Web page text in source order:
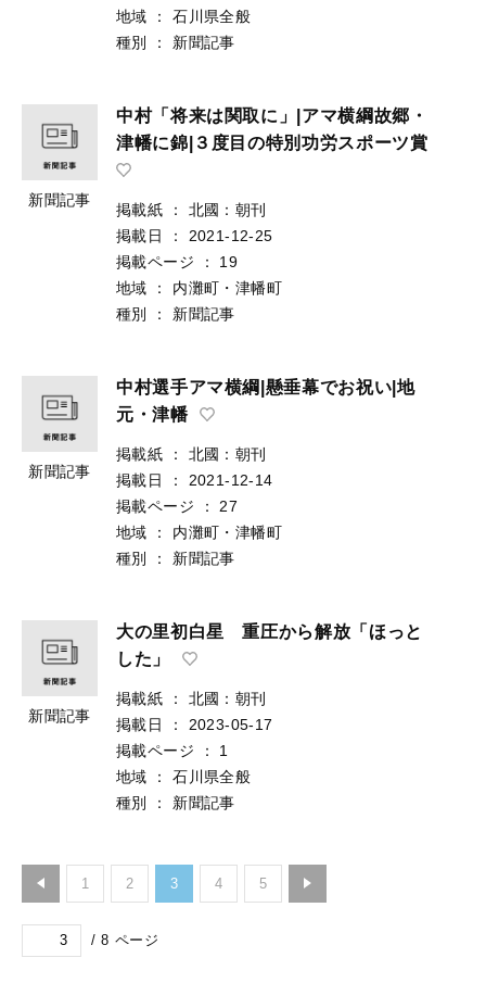
地域
：
石川県全般
種別
： 新聞記事
新聞記事
中村「将来は関取に」|アマ横綱故郷・
津幡に錦|３度目の特別功労スポーツ賞
掲載紙 ：
北國：朝刊
掲載日
：
2021-12-25
掲載ページ
：
19
地域
：
内灘町・津幡町
種別
： 新聞記事
新聞記事
中村選手アマ横綱|懸垂幕でお祝い|地
元・津幡
掲載紙 ：
北國：朝刊
掲載日
：
2021-12-14
掲載ページ
：
27
地域
：
内灘町・津幡町
種別
： 新聞記事
新聞記事
大の里初白星 重圧から解放「ほっと
した」
掲載紙 ：
北國：朝刊
掲載日
：
2023-05-17
掲載ページ
：
1
地域
：
石川県全般
種別
： 新聞記事
1 2 3 4 5
/ 8 ページ